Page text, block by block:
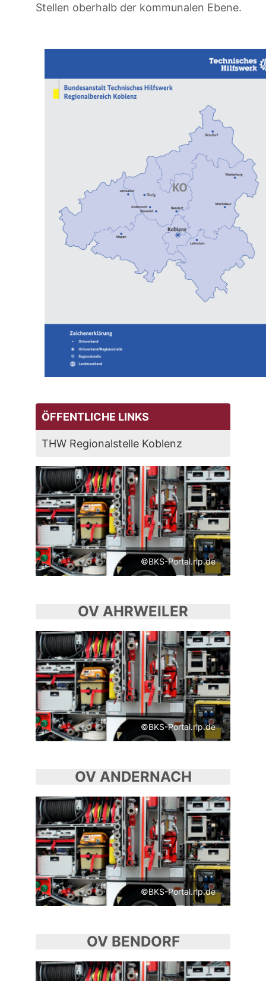
Stellen oberhalb der kommunalen Ebene.
ÖFFENTLICHE LINKS
THW Regionalstelle Koblenz
©BKS-Portal.rlp.de
OV AHRWEILER
©BKS-Portal.rlp.de
OV ANDERNACH
©BKS-Portal.rlp.de
OV BENDORF